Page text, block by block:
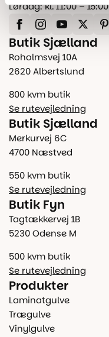
Lørdag: kl. 11:00 – 15:00
Butik Sjælland
Roholmsvej 10A
2620 Albertslund
800 kvm butik
Se rutevejledning
Butik Sjælland
Merkurvej 6C
4700 Næstved
550 kvm butik
Se rutevejledning
Butik Fyn
Tagtækkervej 1B
5230 Odense M
500 kvm butik
Se rutevejledning
Produkter
Laminatgulve
Trægulve
Vinylgulve